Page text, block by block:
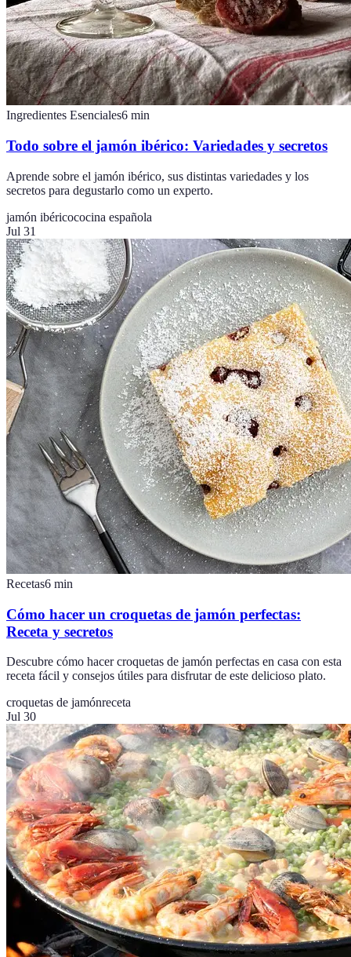
Ingredientes Esenciales6 min
Todo sobre el jamón ibérico: Variedades y secretos
Aprende sobre el jamón ibérico, sus distintas variedades y los
secretos para degustarlo como un experto.
jamón ibéricococina española
Jul 31
Recetas6 min
Cómo hacer un croquetas de jamón perfectas:
Receta y secretos
Descubre cómo hacer croquetas de jamón perfectas en casa con esta
receta fácil y consejos útiles para disfrutar de este delicioso plato.
croquetas de jamónreceta
Jul 30